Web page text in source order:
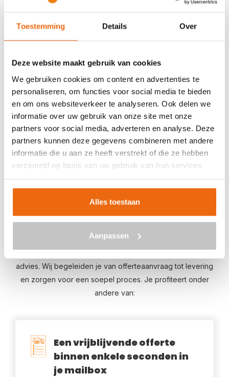
Toestemming Details Over
Deze website maakt gebruik van cookies
We gebruiken cookies om content en advertenties te
personaliseren, om functies voor social media te bieden
en om ons websiteverkeer te analyseren. Ook delen we
informatie over uw gebruik van onze site met onze
partners voor social media, adverteren en analyse. Deze
partners kunnen deze gegevens combineren met andere
informatie die u aan ze heeft verstrekt of die ze hebben
verzameld op basis van uw gebruik van hun services.
Alles toestaan
Aanpassen
de offerte kun je jouw bestelling eenvoudig online
afronden. Het proces bestaat uit de volgende stappen:
Kies de gewenste betonsoort
Voeg eventueel een betonpomp toe aan de aanvraag
Ontvang direct een vrijblijvende offerte per e-mail
In veel gevallen kan het beton al binnen enkele
werkdagen worden geleverd. Hierdoor kun je snel verder
met de uitvoering van jouw project.
WAT ZIJN DE VOORDELEN VAN
BETONMORTEL.NET?
goed geregeld is. Daarom combineren wij kwalitatief
beton met een efficiëntebetonstortserviceen deskundig
advies. Wij begeleiden je van offerteaanvraag tot levering
en zorgen voor een soepel proces. Je profiteert onder
andere van:
Een vrijblijvende offerte
binnen enkele seconden in
je mailbox